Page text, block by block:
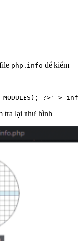
php.info để kiểm
?>" >
tra lại như hình